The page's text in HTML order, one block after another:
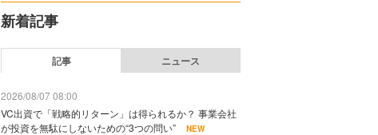
新着記事
記事 ニュース
2026/08/07 08:00
VC出資で「戦略的リターン」は得られるか？ 事業会社
が投資を無駄にしないための“3つの問い”
NEW